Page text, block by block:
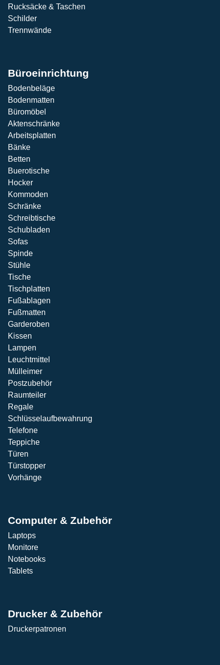
Rucksäcke & Taschen
Schilder
Trennwände
Büroeinrichtung
Bodenbeläge
Bodenmatten
Büromöbel
Aktenschränke
Arbeitsplatten
Bänke
Betten
Buerotische
Hocker
Kommoden
Schränke
Schreibtische
Schubladen
Sofas
Spinde
Stühle
Tische
Tischplatten
Fußablagen
Fußmatten
Garderoben
Kissen
Lampen
Leuchtmittel
Mülleimer
Postzubehör
Raumteiler
Regale
Schlüsselaufbewahrung
Telefone
Teppiche
Türen
Türstopper
Vorhänge
Computer & Zubehör
Laptops
Monitore
Notebooks
Tablets
Drucker & Zubehör
Druckerpatronen